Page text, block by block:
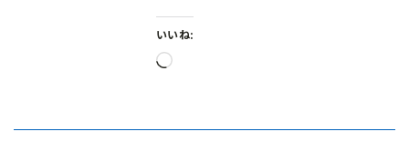
いいね:
読